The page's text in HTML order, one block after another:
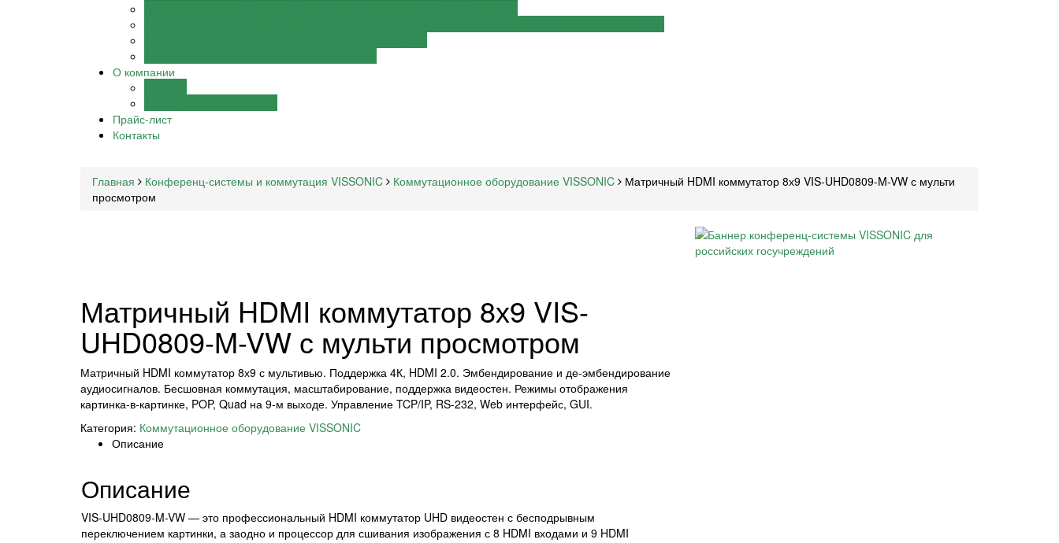
О компании
Прайс-лист
Контакты
Главная Конференц-системы и коммутация VISSONIC Коммутационное оборудование VISSONIC
Матричный HDMI коммутатор 8х9 VIS-UHD0809-M-VW с мульти
просмотром
Матричный HDMI коммутатор 8х9 VIS-
UHD0809-M-VW с мульти просмотром
Матричный HDMI коммутатор 8х9 с мультивью. Поддержка 4К, HDMI 2.0. Эмбендирование и де-эмбендирование
аудиосигналов. Бесшовная коммутация, масштабирование, поддержка видеостен. Режимы отображения
картинка-в-картинке, POP, Quad на 9-м выходе. Управление TCP/IP, RS-232, Web интерфейс, GUI.
Категория: Коммутационное оборудование VISSONIC
Описание
Описание
VIS-UHD0809-M-VW — это профессиональный HDMI коммутатор UHD видеостен с бесподрывным
переключением картинки, а заодно и процессор для сшивания изображения с 8 HDMI входами и 9 HDMI